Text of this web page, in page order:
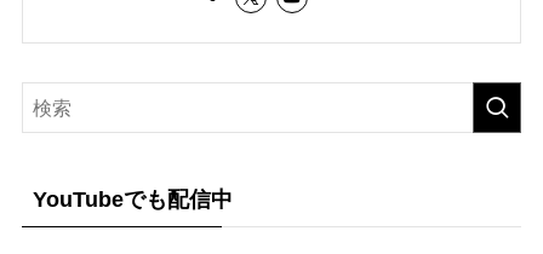
YouTubeでも配信中